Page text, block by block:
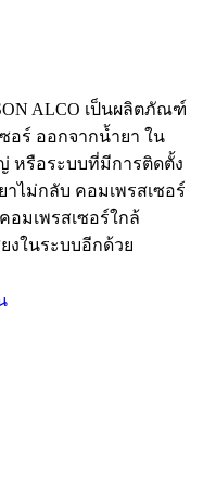
ALCO เป็นผลิตภัณฑ์
อร์ ออกจากน้ำยา ใน
หรือระบบที่มีการติดตั้ง
ไม่กลับ คอมเพรสเซอร์
มเพรสเซอร์ใกล้
งในระบบอีกด้วย